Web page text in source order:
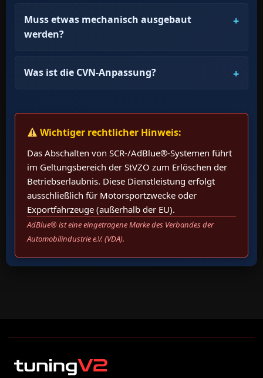
Muss etwas mechanisch ausgebaut
werden?
Was ist die CVN-Anpassung?
Wichtiger rechtlicher Hinweis:
Das Abschalten von SCR-/AdBlue®-Systemen führt
im Geltungsbereich der StVZO zum Erlöschen der
Betriebserlaubnis. Diese Dienstleistung erfolgt
ausschließlich für Motorsportzwecke oder
Exportfahrzeuge (außerhalb der EU).
AdBlue® ist eine eingetragene Marke des Verbandes der
Automobilindustrie e.V. (VDA).